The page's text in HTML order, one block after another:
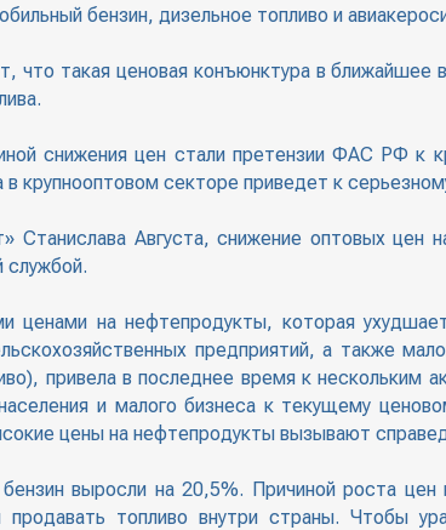
бензин, дизельное топливо и
что такая ценовая конъюнктура в ближайшее
снижения цен стали претензии ФАС РФ к
крупнооптовом секторе приведет к
Августа, снижение оптовых цен
службой.
ценами на нефтепродукты, которая
предприятий, а также
привела в последнее время к нескольким
и малого бизнеса к текущему
цены на нефтепродукты вызывают
выросли на 20,5%. Причиной роста цен
продавать топливо внутри страны. Чтобы